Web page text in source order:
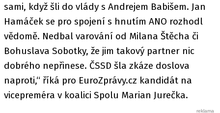
sami, když šli do vlády s Andrejem Babišem. Jan
Hamáček se pro spojení s hnutím ANO rozhodl
vědomě. Nedbal varování od Milana Štěcha či
Bohuslava Sobotky, že jim takový partner nic
dobrého nepřinese. ČSSD šla zkáze doslova
naproti,“ říká pro EuroZprávy.cz kandidát na
vicepreméra v koalici Spolu Marian Jurečka.